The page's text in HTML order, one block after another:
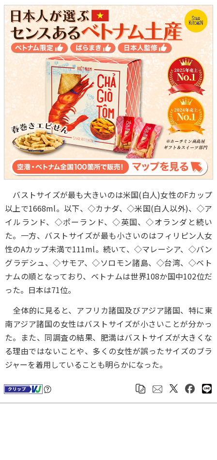
バストサイズが最も大きいのは米国(白人)女性のFカップ
以上で1668ml。以下、◇カナダ、◇米国(白人以外)、◇ア
イルランド、◇ポーランド、◇英国、◇オランダと続い
た。一方、バストサイズが最も小さいのはフィリピン人女
性のAカップ未満で111ml。続いて、◇マレーシア、◇バン
グラデシュ、◇サモア、◇ソロモン諸島、◇台湾、◇ベト
ナムの順となっており、ベトナムは世界108か国中102位だ
った。日本は71位。
全体的に見ると、アフリカ諸国及びアジア諸国、特に東
南アジア諸国の女性はバストサイズが小さいことが分かっ
た。また、同調査の結果、肥満はバストサイズが大きくな
る理由ではないことや、多くの女性が誤ったサイズのブラ
ジャーを着用していることも明らかになった。